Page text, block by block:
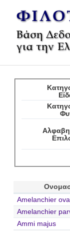
Amelanchier
Amelanchier
Ammi majus